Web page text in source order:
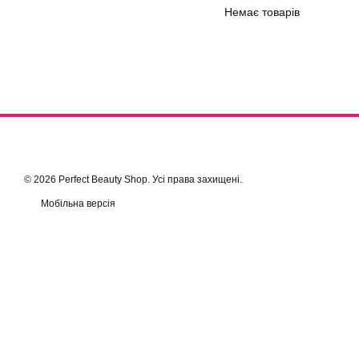
Немає товарів
© 2026 Perfect Beauty Shop. Усі права захищені.
Мобільна версія